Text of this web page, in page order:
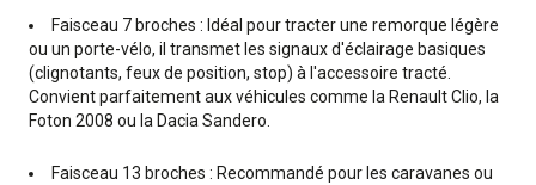
Faisceau 7 broches : Idéal pour tracter une remorque légère
ou un porte-vélo, il transmet les signaux d'éclairage basiques
(clignotants, feux de position, stop) à l'accessoire tracté.
Convient parfaitement aux véhicules comme la Renault Clio, la
Foton 2008 ou la Dacia Sandero.
Faisceau 13 broches : Recommandé pour les caravanes ou